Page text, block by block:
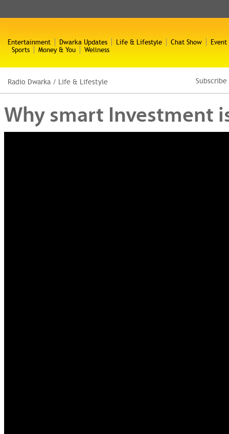
Entertainment Dwarka Updates Life & Lifestyle Chat Show
Event
Sports
Money & You Wellness
Radio Dwarka / Life & Lifestyle
Why smart Investment